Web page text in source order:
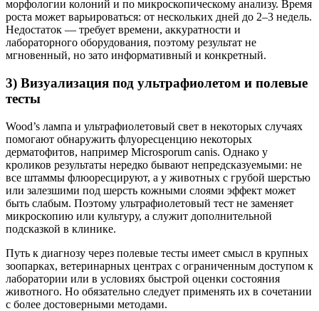
морфологии колоний и по микроскопическому анализу. Время
роста может варьироваться: от нескольких дней до 2–3 недель.
Недостаток — требует времени, аккуратности и
лабораторного оборудования, поэтому результат не
мгновенный, но зато информативный и конкретный.
3) Визуализация под ультрафиолетом и полевые
тесты
Wood’s лампа и ультрафиолетовый свет в некоторых случаях
помогают обнаружить флуоресценцию некоторых
дерматофитов, например Microsporum canis. Однако у
кроликов результаты нередко бывают непредсказуемыми: не
все штаммы флюоресцируют, а у животных с грубой шерстью
или залезшими под шерсть кожными слоями эффект может
быть слабым. Поэтому ультрафиолетовый тест не заменяет
микроскопию или культуру, а служит дополнительной
подсказкой в клинике.
Путь к диагнозу через полевые тесты имеет смысл в крупных
зоопарках, ветеринарных центрах с ограниченным доступом к
лаборатории или в условиях быстрой оценки состояния
животного. Но обязательно следует применять их в сочетании
с более достоверными методами.